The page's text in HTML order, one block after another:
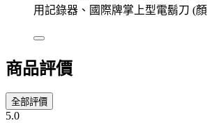
用記錄器、國際牌掌上型電鬍刀 (
商品評價
全部評價
5.0